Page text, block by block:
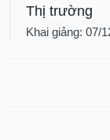
Thị trường
Khai giảng: 07/